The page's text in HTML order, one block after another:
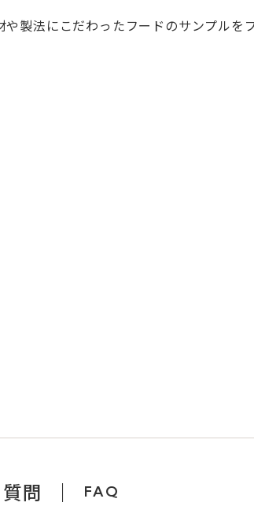
製法にこだわったフードのサンプルを
問 FAQ